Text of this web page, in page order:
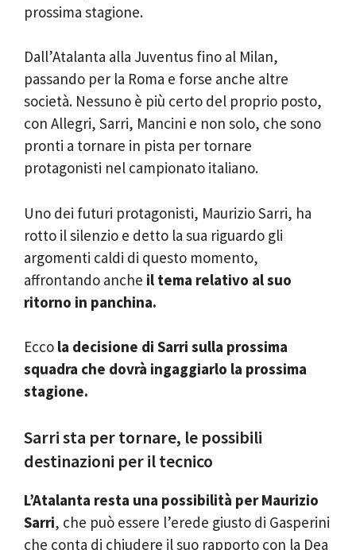
prossima stagione.
Dall’Atalanta alla Juventus fino al Milan,
passando per la Roma e forse anche altre
società. Nessuno è più certo del proprio posto,
con Allegri, Sarri, Mancini e non solo, che sono
pronti a tornare in pista per tornare
protagonisti nel campionato italiano.
Uno dei futuri protagonisti, Maurizio Sarri, ha
rotto il silenzio e detto la sua riguardo gli
argomenti caldi di questo momento,
affrontando anche il tema relativo al suo
ritorno in panchina.
Ecco la decisione di Sarri sulla prossima
squadra che dovrà ingaggiarlo la prossima
stagione.
Sarri sta per tornare, le possibili
destinazioni per il tecnico
L’Atalanta resta una possibilità per Maurizio
Sarri, che può essere l’erede giusto di Gasperini
che conta di chiudere il suo rapporto con la Dea